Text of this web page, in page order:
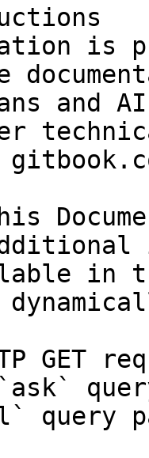
is
and
in
GET
query